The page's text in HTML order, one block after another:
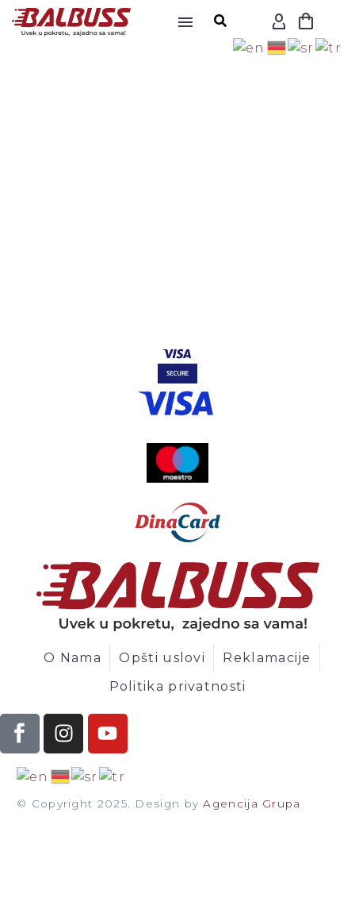
O Nama Opšti uslovi
Reklamacije
Politika privatnosti
© Copyright 2025. Design byAgencija Grupa